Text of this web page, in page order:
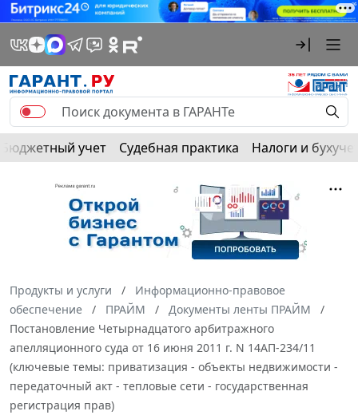
Бюджетный учет Судебная практика Налоги и
Продукты и услуги
Информационно-правовое
обеспечение
ПРАЙМ
Документы ленты ПРАЙМ
Постановление Четырнадцатого арбитражного
апелляционного суда от 16 июня 2011 г. N 14АП-234/11
(ключевые темы: приватизация - объекты недвижимости -
передаточный акт - тепловые сети - государственная
регистрация прав)